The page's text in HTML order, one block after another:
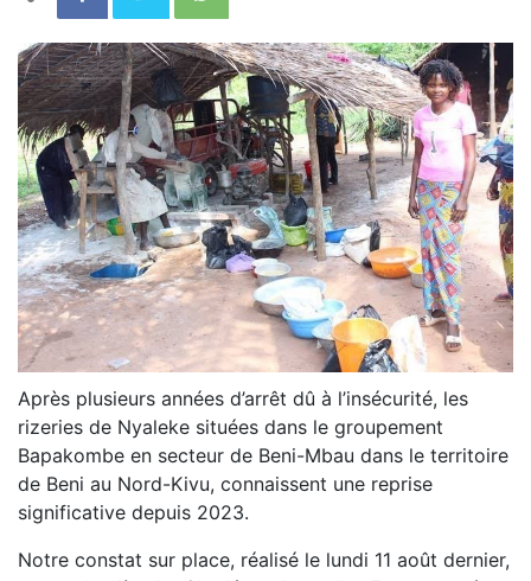
Après plusieurs années d’arrêt dû à l’insécurité, les
rizeries de Nyaleke situées dans le groupement
Bapakombe en secteur de Beni-Mbau dans le territoire
de Beni au Nord-Kivu, connaissent une reprise
significative depuis 2023.
Notre constat sur place, réalisé le lundi 11 août dernier,